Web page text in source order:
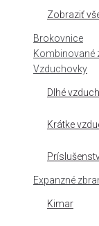
Zobraziť
Brokovnice
Kombinované
Vzduchovky
Dlhé
Krátke
Expanzné
Kimar